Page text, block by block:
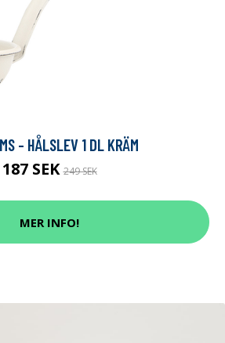
- HÅLSLEV 1 DL KRÄM
187 SEK249 SEK
MER INFO!